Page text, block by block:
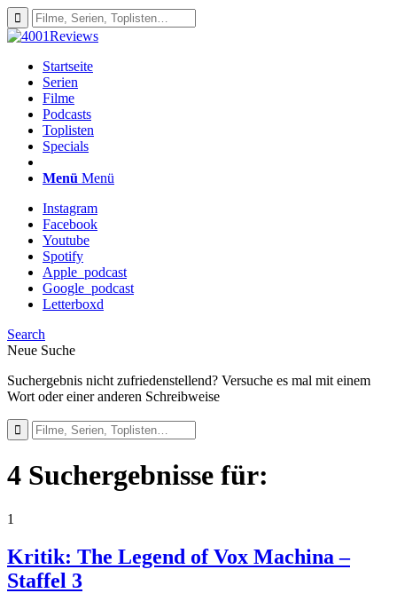
Startseite
Serien
Filme
Podcasts
Toplisten
Specials
Menü Menü
Instagram
Facebook
Youtube
Spotify
Apple_podcast
Google_podcast
Letterboxd
Search
Neue Suche
Suchergebnis nicht zufriedenstellend? Versuche es mal mit einem
Wort oder einer anderen Schreibweise
4 Suchergebnisse für:
1
Kritik: The Legend of Vox Machina –
Staffel 3